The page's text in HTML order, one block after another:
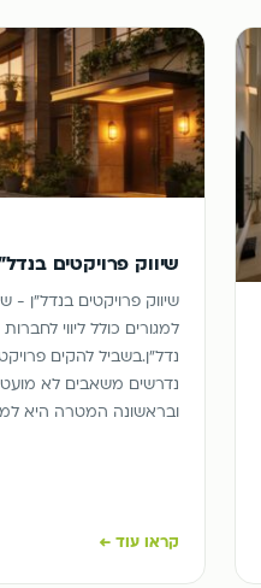
שיווק פרויקטים
שיווק פרויקטים בנדל"ן -
למגורים כולל ליווי לחברות
נדל"ן.בשביל להקים
נדרשים משאבים לא
ובראשונה המטרה היא
קראו עוד ←